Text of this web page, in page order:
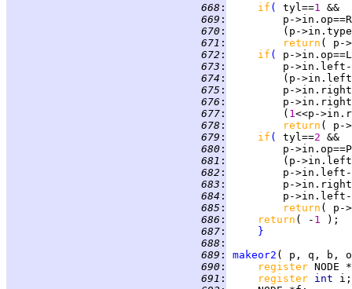
668 : if ( tyl==1
669 :
670 :
(p-
671 :
return
672 : if (
673 :
674 :
675 :
676 :
p-
677 :
         (
1 <<p-
678 :
return
679 : if ( tyl==2
680 :
681 :
682 :
683 :
684 :
p-
685 :
return
686 : return ( - 1
687 :
}
688 :
689 : makeor2 ( p, q, b,
690 :
register
691 : register int